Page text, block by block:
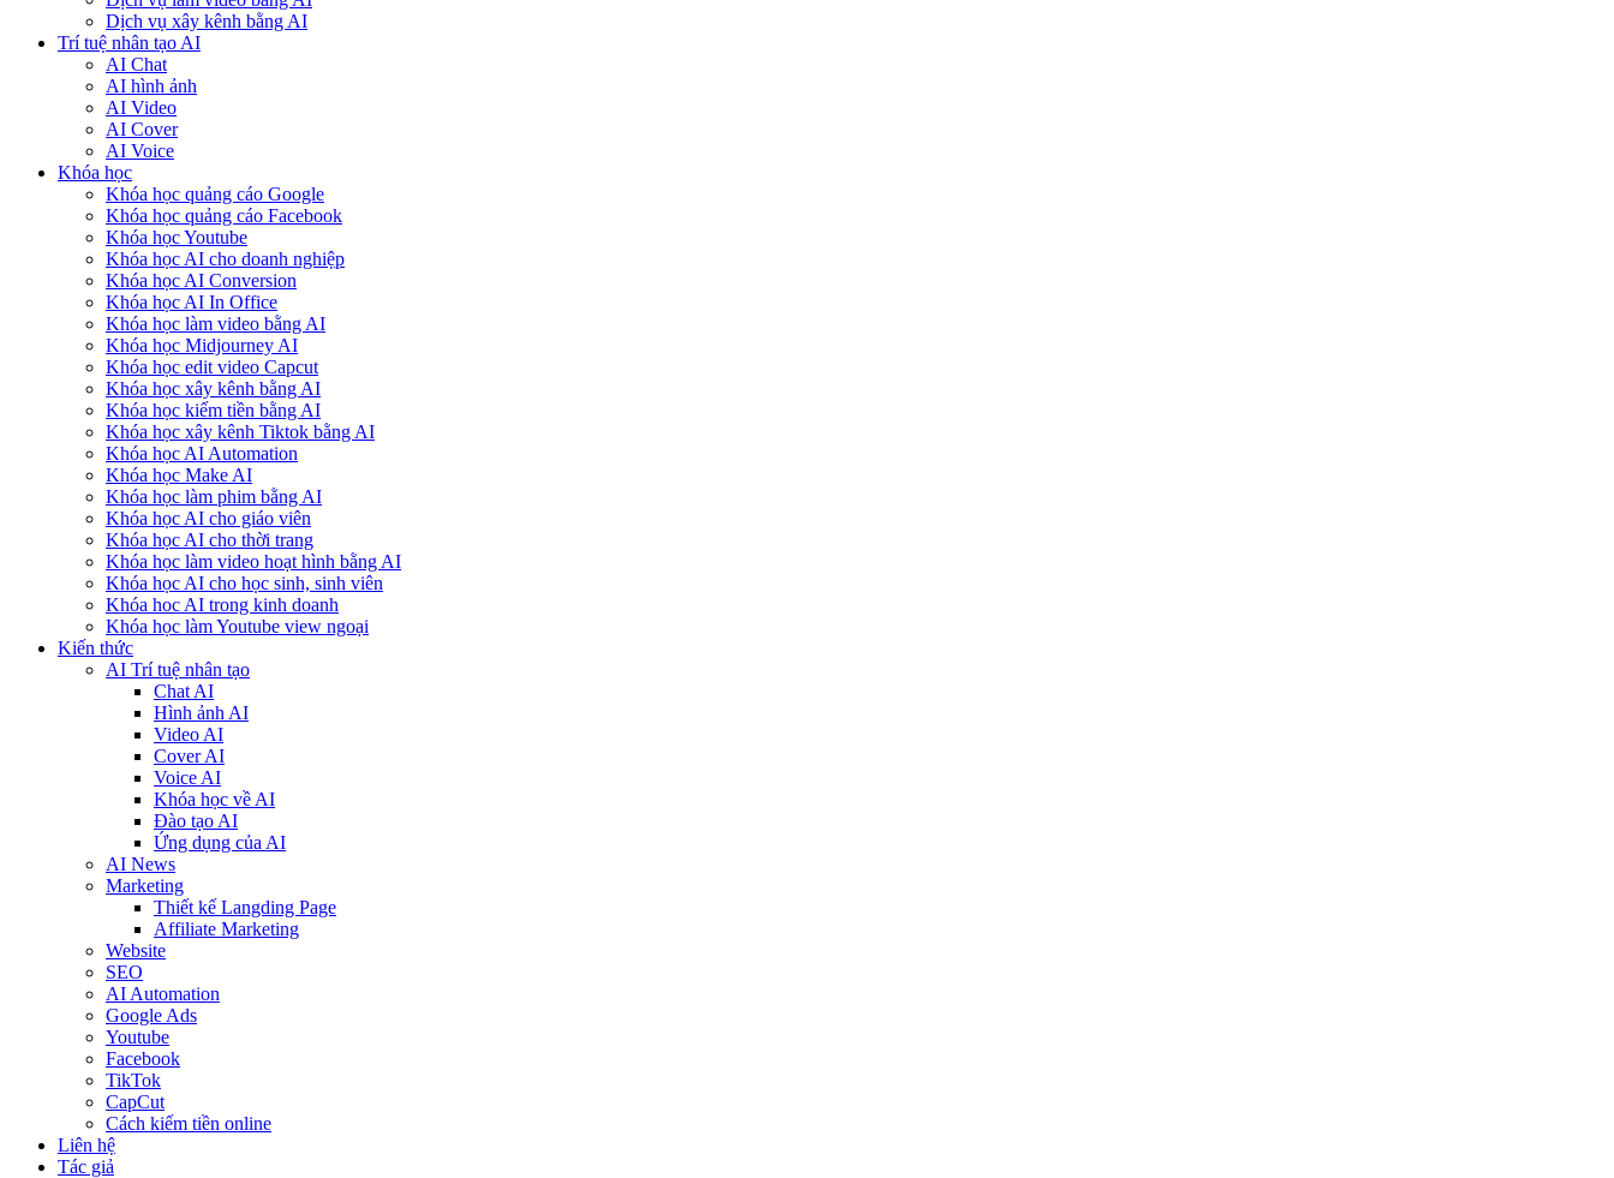
Dịch vụ xây kênh bằng AI
Trí tuệ nhân tạo AI
AI Chat
AI hình ảnh
AI Video
AI Cover
AI Voice
Khóa học
Khóa học quảng cáo Google
Khóa học quảng cáo Facebook
Khóa học Youtube
Khóa học AI cho doanh nghiệp
Khóa học AI Conversion
Khóa học AI In Office
Khóa học làm video bằng AI
Khóa học Midjourney AI
Khóa học edit video Capcut
Khóa học xây kênh bằng AI
Khóa học kiếm tiền bằng AI
Khóa học xây kênh Tiktok bằng AI
Khóa học AI Automation
Khóa học Make AI
Khóa học làm phim bằng AI
Khóa học AI cho giáo viên
Khóa học AI cho thời trang
Khóa học làm video hoạt hình bằng AI
Khóa học AI cho học sinh, sinh viên
Khóa hoc AI trong kinh doanh
Khóa học làm Youtube view ngoại
Kiến thức
AI Trí tuệ nhân tạo
Chat AI
Hình ảnh AI
Video AI
Cover AI
Voice AI
Khóa học về AI
Đào tạo AI
Ứng dụng của AI
AI News
Marketing
Thiết kế Langding Page
Affiliate Marketing
Website
SEO
AI Automation
Google Ads
Youtube
Facebook
TikTok
CapCut
Cách kiếm tiền online
Liên hệ
Tác giả